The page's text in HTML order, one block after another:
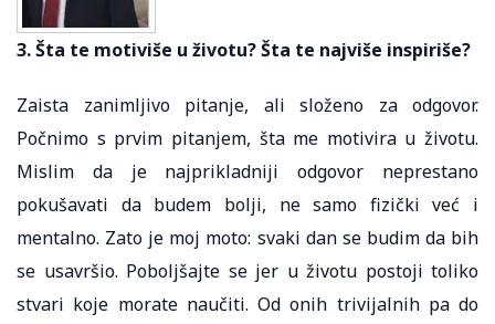
3. Šta te motiviše u životu? Šta te najviše inspiriše?
Zaista zanimljivo pitanje, ali složeno za odgovor.
Počnimo s prvim pitanjem, šta me motivira u životu.
Mislim da je najprikladniji odgovor neprestano
pokušavati da budem bolji, ne samo fizički već i
mentalno. Zato je moj moto: svaki dan se budim da bih
se usavršio. Poboljšajte se jer u životu postoji toliko
stvari koje morate naučiti. Od onih trivijalnih pa do